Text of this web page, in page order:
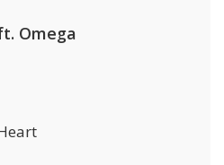
Omega